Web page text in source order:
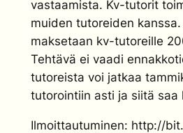
vastaamista. Kv-tutorit
muiden tutoreiden
maksetaan kv-tutoreille
Tehtävä ei vaadi
tutoreista voi jatkaa
tutorointiin asti ja siitä saa
Ilmoittautuminen: http://